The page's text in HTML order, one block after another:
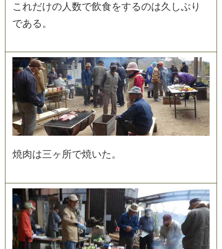
こ れだけの 人数で飲食をするのは久 しぶ り
である。
焼肉は三ヶ 所で焼いた。